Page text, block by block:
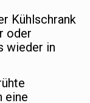
Kühlschrank
oder
wieder in
eine